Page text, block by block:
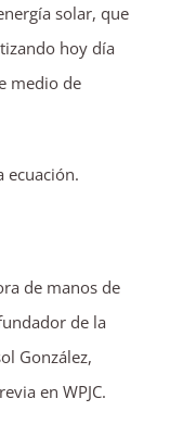
solar, que
hoy día
medio de
ecuación.
de manos de
de la
González,
en WPJC.